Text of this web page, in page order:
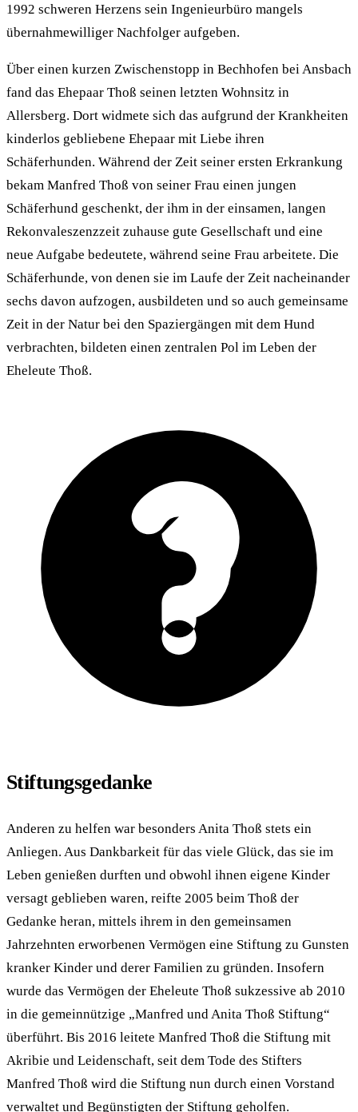
1992 schweren Herzens sein Ingenieurbüro mangels
übernahmewilliger Nachfolger aufgeben.
Über einen kurzen Zwischenstopp in Bechhofen bei Ansbach
fand das Ehepaar Thoß seinen letzten Wohnsitz in
Allersberg. Dort widmete sich das aufgrund der Krankheiten
kinderlos gebliebene Ehepaar mit Liebe ihren
Schäferhunden. Während der Zeit seiner ersten Erkrankung
bekam Manfred Thoß von seiner Frau einen jungen
Schäferhund geschenkt, der ihm in der einsamen, langen
Rekonvaleszenzzeit zuhause gute Gesellschaft und eine
neue Aufgabe bedeutete, während seine Frau arbeitete. Die
Schäferhunde, von denen sie im Laufe der Zeit nacheinander
sechs davon aufzogen, ausbildeten und so auch gemeinsame
Zeit in der Natur bei den Spaziergängen mit dem Hund
verbrachten, bildeten einen zentralen Pol im Leben der
Eheleute Thoß.
Stiftungsgedanke
Anderen zu helfen war besonders Anita Thoß stets ein
Anliegen. Aus Dankbarkeit für das viele Glück, das sie im
Leben genießen durften und obwohl ihnen eigene Kinder
versagt geblieben waren, reifte 2005 beim Thoß der
Gedanke heran, mittels ihrem in den gemeinsamen
Jahrzehnten erworbenen Vermögen eine Stiftung zu Gunsten
kranker Kinder und derer Familien zu gründen. Insofern
wurde das Vermögen der Eheleute Thoß sukzessive ab 2010
in die gemeinnützige „Manfred und Anita Thoß Stiftung“
überführt. Bis 2016 leitete Manfred Thoß die Stiftung mit
Akribie und Leidenschaft, seit dem Tode des Stifters
Manfred Thoß wird die Stiftung nun durch einen Vorstand
verwaltet und Begünstigten der Stiftung geholfen.